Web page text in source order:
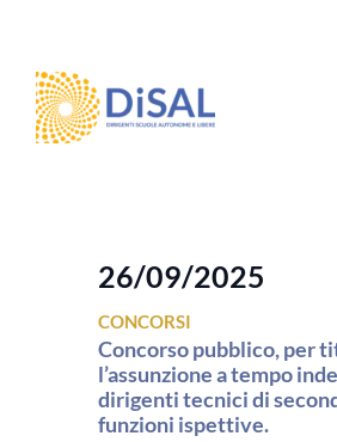
contenuto
26/09/2025
CONCORSI
Concorso pubblico, per
l’assunzione a tempo
dirigenti tecnici di
funzioni ispettive.